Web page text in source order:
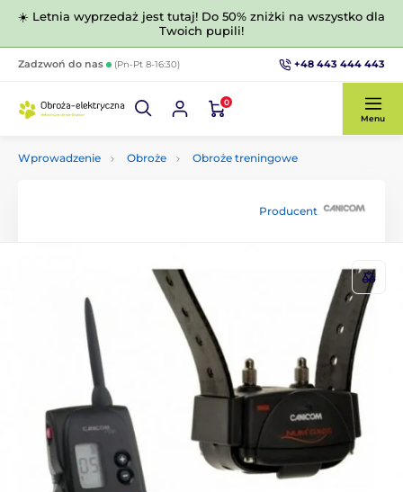
☀️ Letnia wyprzedaż jest tutaj! Do 50% zniżki na wszystko dla
Twoich pupili!
Zadzwoń do nas (Pn-Pt 8-16:30) +48 443 444 443
0
Menu
Wprowadzenie Obroże Obroże treningowe
Producent